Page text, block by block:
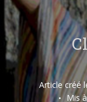
Article créé
Mis